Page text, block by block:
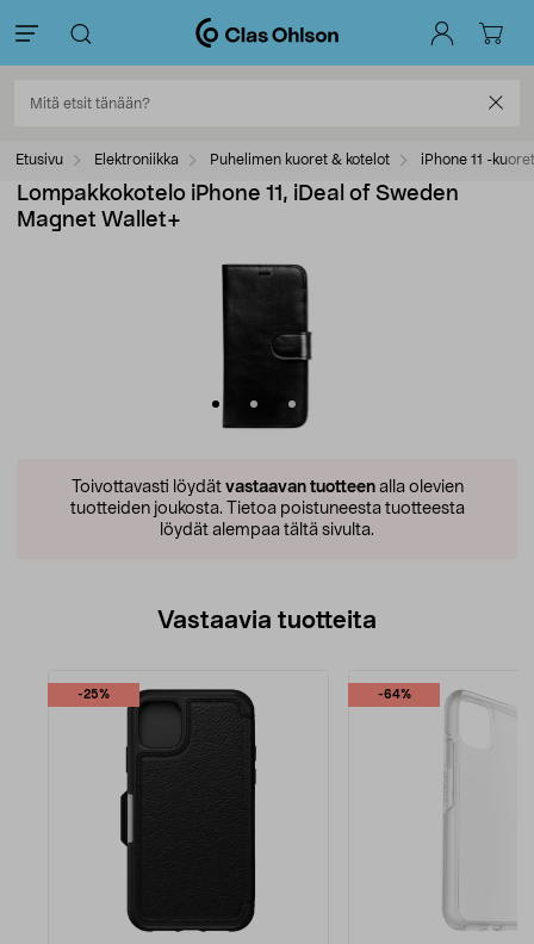
Etusivu Elektroniikka Puhelimen kuoret & kotelot iPhone 11 -kuoret
Lompakkokotelo iPhone 11, iDeal of Sweden
Magnet Wallet+
Toivottavasti löydät vastaavan tuotteenalla olevien
tuotteiden joukosta. Tietoa poistuneesta tuotteesta
löydät alempaa tältä sivulta.
Vastaavia tuotteita
-25% -64%